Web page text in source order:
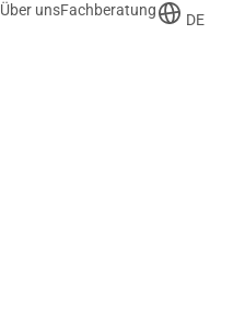
Über unsFachberatung
DE